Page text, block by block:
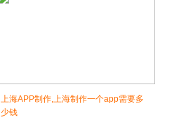
上海APP制作,上海制作一个app需要多
少钱